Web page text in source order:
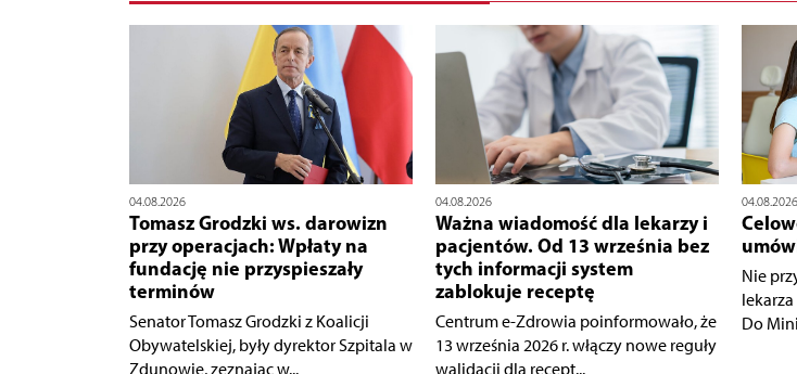
04.08.2026
Tomasz Grodzki ws. darowizn
przy operacjach: Wpłaty na
fundację nie przyspieszały
terminów
Senator Tomasz Grodzki z Koalicji
Obywatelskiej, były dyrektor Szpitala w
Zdunowie, zeznając w...
04.08.2026
Ważna wiadomość dla lekarzy i
pacjentów. Od 13 września bez
tych informacji system
zablokuje receptę
Centrum e-Zdrowia poinformowało, że
13 września 2026 r. włączy nowe reguły
walidacji dla recept...
04.08.2026
Nie
Do